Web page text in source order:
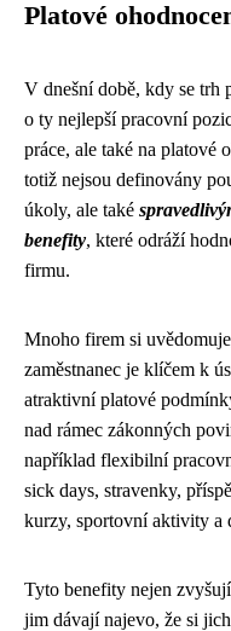
Platové
V dnešní době, kdy se trh
o ty nejlepší pracovní
práce, ale také na platové
totiž nejsou definovány
úkoly, ale také
benefity, které odráží
firmu.
Mnoho firem si
zaměstnanec je klíčem k
atraktivní platové
nad rámec zákonných
například flexibilní
sick days, stravenky,
kurzy, sportovní aktivity a
Tyto benefity nejen
jim dávají najevo, že si